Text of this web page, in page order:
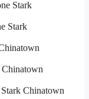
Stark
Stark
Chinatown
Chinatown